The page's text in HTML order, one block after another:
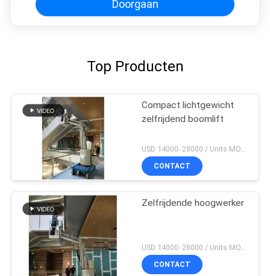
Doorgaan
Top Producten
Compact lichtgewicht
zelfrijdend boomlift
USD 14000- 28000 / Units MOQ:1 EENHEID
CONTACT
Zelfrijdende hoogwerker
USD 14000- 28000 / Units MOQ:1 EENHEID
CONTACT